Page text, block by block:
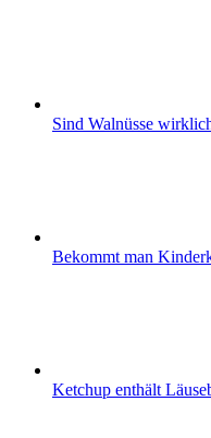
Sind Walnüsse
Bekommt man
Ketchup enthält